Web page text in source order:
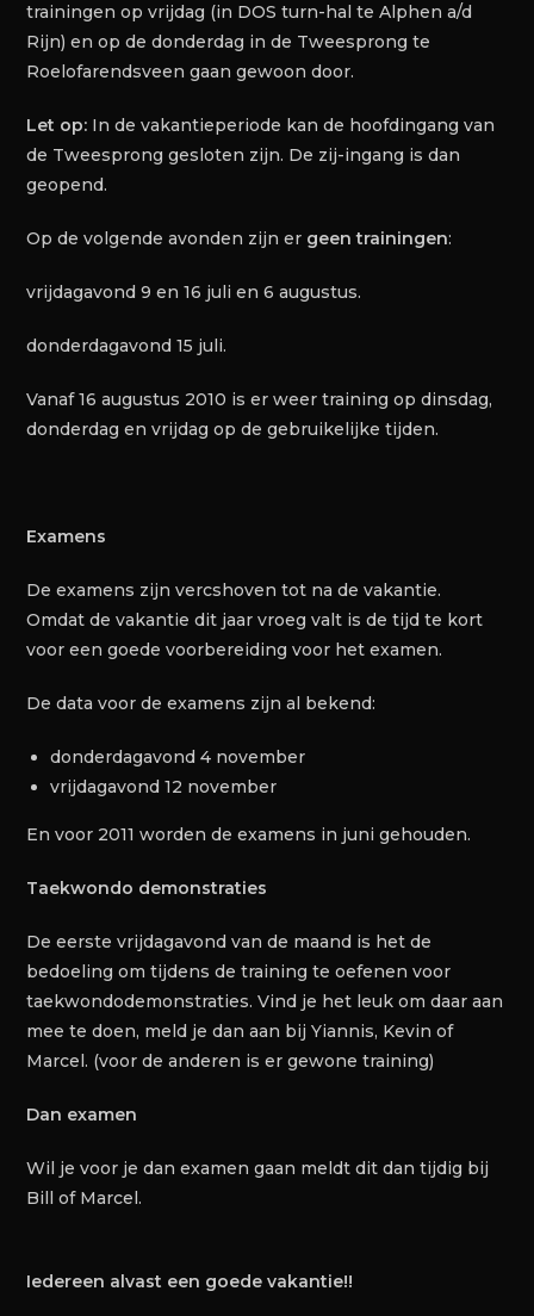
trainingen op vrijdag (in DOS turn-hal te Alphen a/d
Rijn) en op de donderdag in de Tweesprong te
Roelofarendsveen gaan gewoon door.
Let op: In de vakantieperiode kan de hoofdingang van
de Tweesprong gesloten zijn. De zij-ingang is dan
geopend.
Op de volgende avonden zijn er geen trainingen:
vrijdagavond 9 en 16 juli en 6 augustus.
donderdagavond 15 juli.
Vanaf 16 augustus 2010 is er weer training op dinsdag,
donderdag en vrijdag op de gebruikelijke tijden.
Examens
De examens zijn vercshoven tot na de vakantie.
Omdat de vakantie dit jaar vroeg valt is de tijd te kort
voor een goede voorbereiding voor het examen.
De data voor de examens zijn al bekend:
donderdagavond 4 november
vrijdagavond 12 november
En voor 2011 worden de examens in juni gehouden.
Taekwondo demonstraties
De eerste vrijdagavond van de maand is het de
bedoeling om tijdens de training te oefenen voor
taekwondodemonstraties. Vind je het leuk om daar aan
mee te doen, meld je dan aan bij Yiannis, Kevin of
Marcel. (voor de anderen is er gewone training)
Dan examen
Wil je voor je dan examen gaan meldt dit dan tijdig bij
Bill of Marcel.
Iedereen alvast een goede vakantie!!